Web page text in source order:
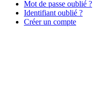
Mot de passe oublié ?
Identifiant oublié ?
Créer un compte